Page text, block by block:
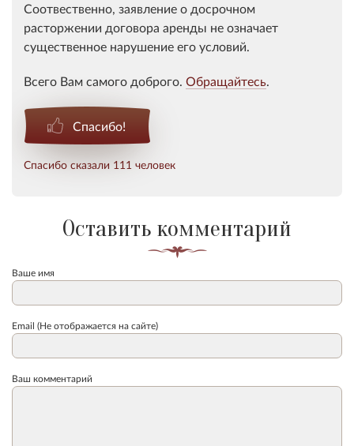
Соотвественно, заявление о досрочном
расторжении договора аренды не означает
существенное нарушение его условий.
Всего Вам самого доброго. Обращайтесь.
Спасибо!
Спасибо сказали 111 человек
Оставить комментарий
Ваше имя
Email (Не отображается на сайте)
Ваш комментарий